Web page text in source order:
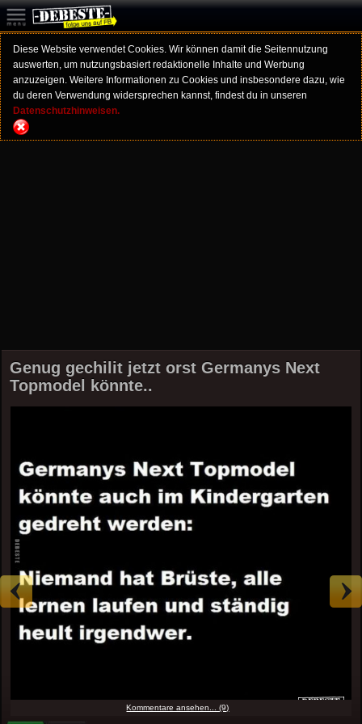
Diese Website verwendet Cookies. Wir können damit die Seitennutzung
auswerten, um nutzungsbasiert redaktionelle Inhalte und Werbung
anzuzeigen. Weitere Informationen zu Cookies und insbesondere dazu, wie
du deren Verwendung widersprechen kannst, findest du in unseren
Datenschutzhinweisen.
Genug gechilit jetzt orst Germanys Next
Topmodel könnte..
Kommentare ansehen... (9)